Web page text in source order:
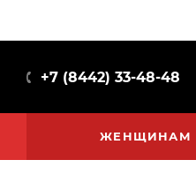
+7 (8442) 33-48-48
ЖЕНЩИНАМ